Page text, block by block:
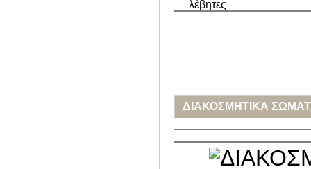
ΔΙΑΚΟΣΜΗΤΙΚΑ